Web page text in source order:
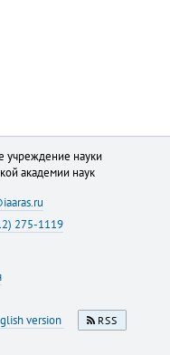
учреждение науки
академии наук
275-1119
version RSS